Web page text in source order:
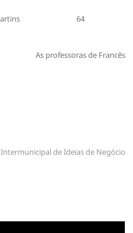
64
As professoras de Francês
de Ideias de Negócio